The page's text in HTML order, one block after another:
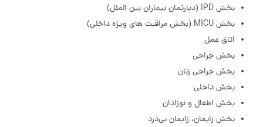
بخش IPD (دپارتمان بیماران بین الملل)
بخش MICU (بخش مراقبت های ویژه داخلی)
اتاق عمل
بخش جراحی
بخش جراحی زنان
بخش داخلی
بخش اطفال و نوزادان
بخش زایمان، زایمان بی‌درد